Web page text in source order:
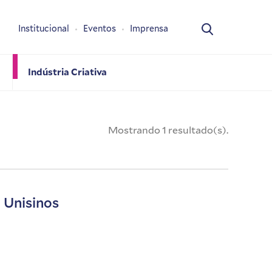
Indústria Criativa
Institucional Eventos Imprensa
Mostrando 1 resultado(s).
Unisinos